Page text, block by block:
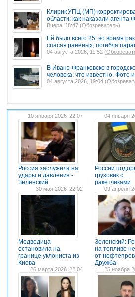
Клирик УПЦ (МП)
области: как наказали агента
Вчера, 18:47 (Обозреватель)
Ей было всего 25: во время
спасая раненых, погибла
04 августа 2026, 11:52 (
В Ивано-Франковске в
человека: что известно. Фото
04 августа 2026, 19:04 (
10 января 2026, 22:07
Россия заслужила на
удары и давление -
Зеленский
04 января
России
грузовик с
ракетчиками
30 мая 2026, 22:02
Медведица
остановила на
границе уклониста из
Киева
09 апреля
Зеленский:
на топливо
от
Дружба
26 марта 2026, 22:04 25 ноября